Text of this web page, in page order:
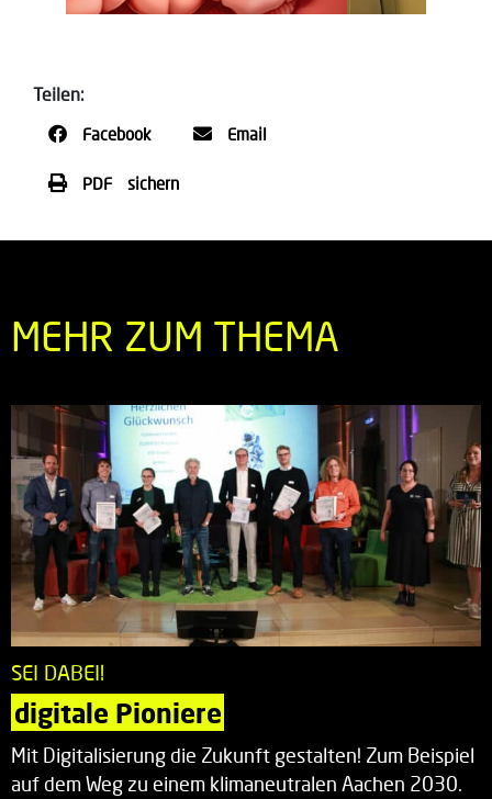
Teilen:
Facebook Email
PDF sichern
MEHR ZUM THEMA
SEI DABEI!
digitale Pioniere
Mit Digitalisierung die Zukunft gestalten! Zum Beispiel
auf dem Weg zu einem klimaneutralen Aachen 2030.